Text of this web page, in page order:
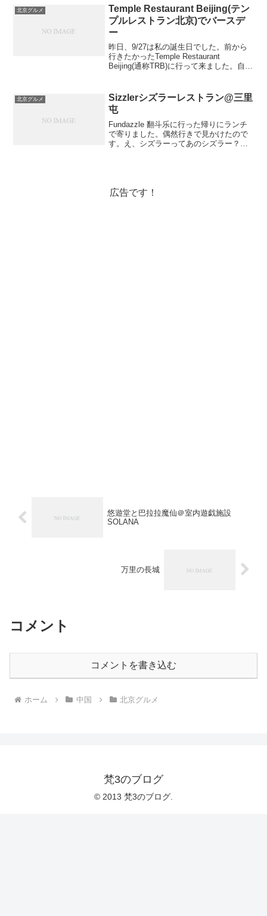
いました。初めて入りました、ウェステ
ィン。日本でも入ったことない...
北京グルメ
Temple Restaurant Beijing(テン
プルレストラン北京)でバースデ
ー
昨日、9/27は私の誕生日でした。前から
行きたかったTemple Restaurant
Beijing(通称TRB)に行って来ました。自分
レストラン、古い寺院を改装して...
北京グルメ
Sizzlerシズラーレストラン@三里
屯
Fundazzle 翻斗乐に行った帰りにランチ
で寄りました。偶然行きで見かけたので
す。え、シズラーってあのシズラー？？
広告です！
悠遊堂と巴拉拉魔仙＠室内遊戯施設
SOLANA
万里の長城
コメント
コメントを書き込む
ホーム 中国 北京グルメ
梵3のブログ
© 2013 梵3のブログ.